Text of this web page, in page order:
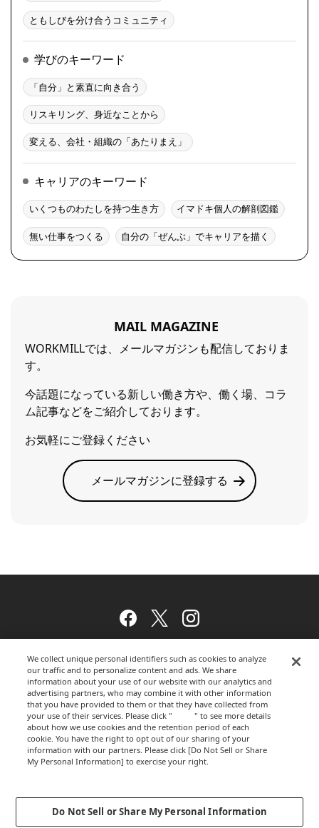
ともしびを分け合うコミュニティ
学びのキーワード
「自分」と素直に向き合う
リスキリング、身近なことから
変える、会社・組織の「あたりまえ」
キャリアのキーワード
いくつものわたしを持つ生き方 イマドキ個人の解剖図鑑
無い仕事をつくる 自分の「ぜんぶ」でキャリアを描く
MAIL MAGAZINE
WORKMILLでは、メールマガジンも配信しておりま
す。
今話題になっている新しい働き方や、働く場、コラ
ム記事などをご紹介しております。
お気軽にご登録ください
メールマガジンに登録する
Facebook
TwitterInstagram
ウェブサイトのご利用について
プライバシーポリシー
We collect unique personal identifiers such as cookies to analyze
our traffic and to personalize content and ads. We share
information about your use of our website with our analytics and
advertising partners, who may combine it with other information
that you have provided to them or that they have collected from
your use of their services. Please click "
here" to see more details
about how we use cookies and the retention period of each
cookie. You have the right to opt out of our sharing of your
information with our partners. Please click [Do Not Sell or Share
My Personal Information] to exercise your right.
Do Not Sell or Share My Personal Information